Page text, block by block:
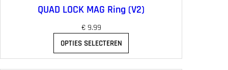
QUAD LOCK MAG Ring (V2)
€9.99
OPTIES SELECTEREN